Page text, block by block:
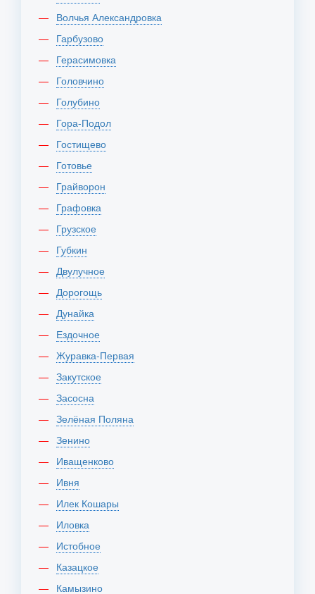
Волчья Александровка
Гарбузово
Герасимовка
Головчино
Голубино
Гора-Подол
Гостищево
Готовье
Грайворон
Графовка
Грузское
Губкин
Двулучное
Дорогощь
Дунайка
Ездочное
Журавка-Первая
Закутское
Засосна
Зелёная Поляна
Зенино
Иващенково
Ивня
Илек Кошары
Иловка
Истобное
Казацкое
Камызино